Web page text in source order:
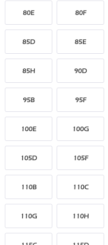
80E 80F
85D 85E
85H 90D
95B 95F
100E 100G
105D 105F
110B 110C
110G 110H